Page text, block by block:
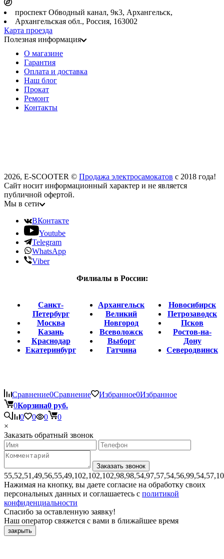
проспект Обводный канал, 9к3, Архангельск,
Архангельская обл., Россия, 163002
Карта проезда
Полезная информация
О магазине
Гарантия
Оплата и доставка
Наш блог
Прокат
Ремонт
Контакты
2026, E-SCOOTER © Продажа электросамокатов с 2018 года!
Сайт носит информационный характер и не является
публичной офертой.
Мы в сети
ВКонтакте
Youtube
Telegram
WhatsApp
Viber
Филиалы в России:
Санкт-
Петербург
Москва
Казань
Краснодар
Екатеринбург
Архангельск
Великий
Новгород
Всеволожск
Выборг
Гатчина
Новосибирск
Петрозаводск
Псков
Ростов-на-
Дону
Северодвинск
Сравнение0Сравнение Избранное0Избранное
0Корзина0 руб.
0
0 0
0
×
Заказать обратный звонок
Нажимая на кнопку, вы даете согласие на обработку своих
персональных данных и соглашаетесь с политикой
конфиденциальности
Спасибо за оставленную заявку!
Наш оператор свяжется с вами в ближайшее время
закрыть